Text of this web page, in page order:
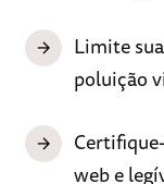
Limite
poluição
web e